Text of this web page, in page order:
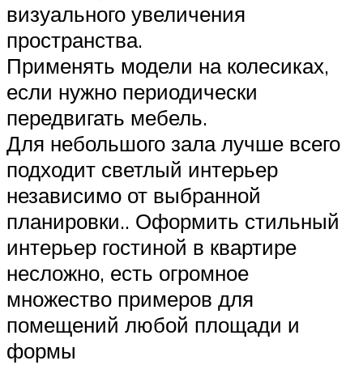
визуального увеличения
пространства.
Применять модели на колесиках,
если нужно периодически
передвигать мебель.
Для небольшого зала лучше всего
подходит светлый интерьер
независимо от выбранной
планировки.. Оформить стильный
интерьер гостиной в квартире
несложно, есть огромное
множество примеров для
помещений любой площади и
формы